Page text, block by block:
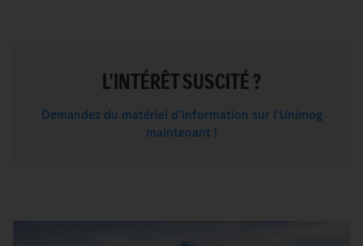
L'INTÉRÊT SUSCITÉ ?
Demandez du matériel d'information sur l'Unimog
maintenant !